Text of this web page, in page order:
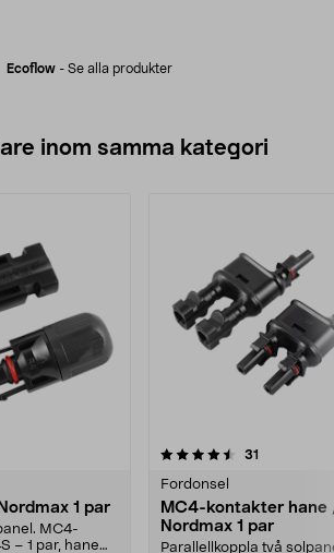
Ecoflow - Se alla produkter
inom samma kategori
1 par
MC4-
– 1 par, hane
31
Fordonsel
MC4-kontakter hane
Nordmax 1 par
Parallellkoppla två
3.5 av 5 stjärnor